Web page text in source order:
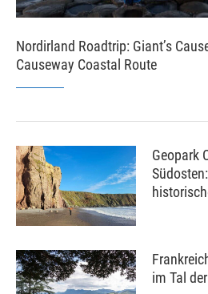
Nordirland Roadtrip: Giant’s
Causeway Coastal Route
Geopark
im Tal